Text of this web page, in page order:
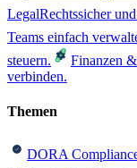
LegalRechtssicher
Teams einfach
steuern.
Finanzen
verbinden.
Themen
DORA